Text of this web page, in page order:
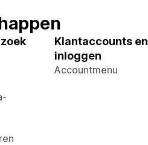
Klantaccounts en
inloggen
Accountmenu